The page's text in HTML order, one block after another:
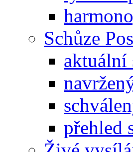
Schůze
aktuální
přehled